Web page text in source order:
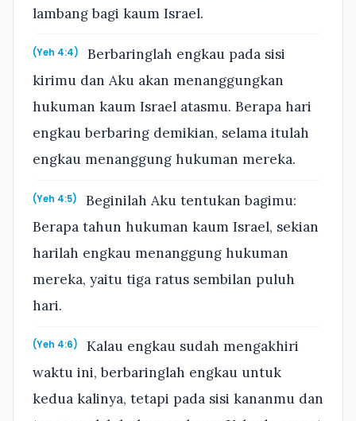
lambang bagi kaum Israel.
(Yeh 4:4)
Berbaringlah engkau pada sisi
kirimu dan Aku akan menanggungkan
hukuman kaum Israel atasmu. Berapa hari
engkau berbaring demikian, selama itulah
engkau menanggung hukuman mereka.
(Yeh 4:5)
Beginilah Aku tentukan bagimu:
Berapa tahun hukuman kaum Israel, sekian
harilah engkau menanggung hukuman
mereka, yaitu tiga ratus sembilan puluh
hari.
(Yeh 4:6)
Kalau engkau sudah mengakhiri
waktu ini, berbaringlah engkau untuk
kedua kalinya, tetapi pada sisi kananmu dan